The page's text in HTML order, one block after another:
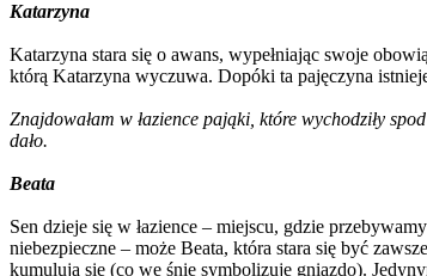
Katarzyna
Katarzyna stara się o awans, wypełniając swoje
którą Katarzyna wyczuwa. Dopóki ta pajęczyna
Znajdowałam w łazience pająki, które wychodziły
dało.
Beata
Sen dzieje się w łazience – miejscu, gdzie
niebezpieczne – może Beata, która stara się być
kumulują się (co we śnie symbolizuje gniazdo).